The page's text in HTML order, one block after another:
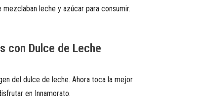
leche y azúcar para consumir.
con Dulce de Leche
del dulce de leche. Ahora toca la mejor
en Innamorato.